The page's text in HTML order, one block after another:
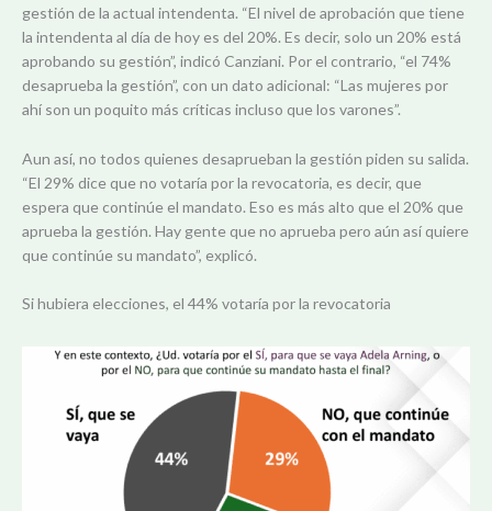
gestión de la actual intendenta. “El nivel de aprobación que tiene
la intendenta al día de hoy es del 20%. Es decir, solo un 20% está
aprobando su gestión”, indicó Canziani. Por el contrario, “el 74%
desaprueba la gestión”, con un dato adicional: “Las mujeres por
ahí son un poquito más críticas incluso que los varones”.
Aun así, no todos quienes desaprueban la gestión piden su salida.
“El 29% dice que no votaría por la revocatoria, es decir, que
espera que continúe el mandato. Eso es más alto que el 20% que
aprueba la gestión. Hay gente que no aprueba pero aún así quiere
que continúe su mandato”, explicó.
Si hubiera elecciones, el 44% votaría por la revocatoria